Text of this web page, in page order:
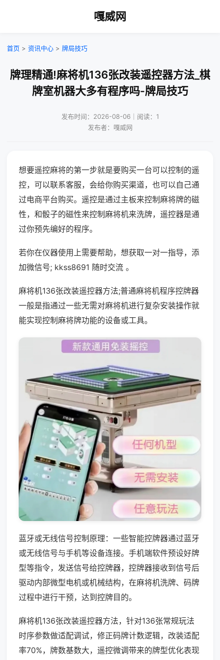
嘎威网
首页 > 资讯中心 > 牌局技巧
牌理精通!麻将机136张改装遥控器方法_棋
牌室机器大多有程序吗-牌局技巧
发布时间：2026-08-06｜阅读：1
发布者：嘎威网
想要遥控麻将的第一步就是要购买一台可以控制的遥
控，可以联系客服，会给你购买渠道，也可以自己通
过电商平台购买。遥控是通过主板来控制麻将牌的磁
性，和骰子的磁性来控制麻将机来洗牌，遥控器是通
过你预先编好的程序。
若你在仪器使用上需要帮助，想获取一对一指导，添
加微信号; kkss8691 随时交流 。
麻将机136张改装遥控器方法;普通麻将机程序控牌器
一般是指通过一些无需对麻将机进行复杂安装操作就
能实现控制麻将牌功能的设备或工具。
蓝牙或无线信号控制原理：一些智能控牌器通过蓝牙
或无线信号与手机等设备连接。手机端软件预设好牌
型等指令，发送信号给控牌器，控牌器接收到信号后
驱动内部微型电机或机械结构，在麻将机洗牌、码牌
过程中进行干预，达到控牌目的。
麻将机136张改装遥控器方法，针对136张常规玩法
时序参数做适配调试，修正码牌计数逻辑，改装适配
率70%，牌数基数大，遥控微调带来的牌型优化表现